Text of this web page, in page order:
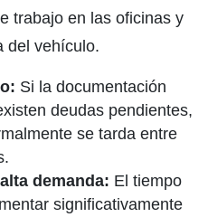
trabajo en las oficinas y
del vehículo.
Si la documentación
deudas pendientes,
se tarda entre
demanda: El tiempo
significativamente